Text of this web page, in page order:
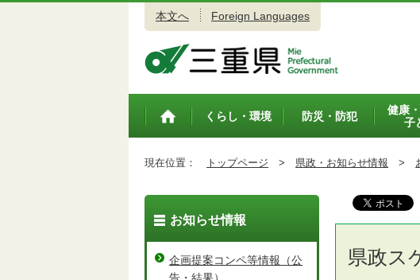
本文へ Foreign Languages
トップペ
くらし・環境 防災・防犯
健康
子
現在位置： トップページ > 県政・お知らせ情報 >
県政ス
お知らせ情報
企画提案コンペ等情報（公